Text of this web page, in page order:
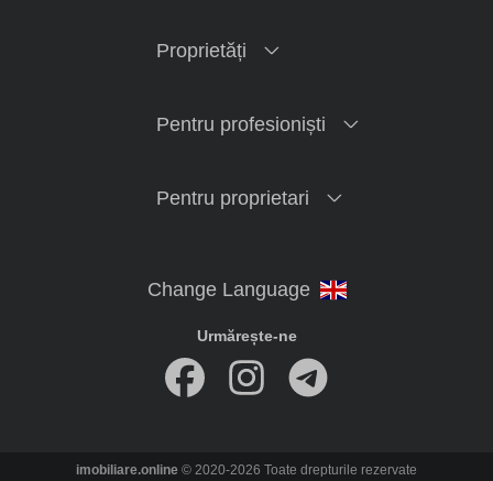
Proprietăți
Pentru profesioniști
Pentru proprietari
Urmărește-ne
imobiliare.online © 2020-2026 Toate drepturile rezervate